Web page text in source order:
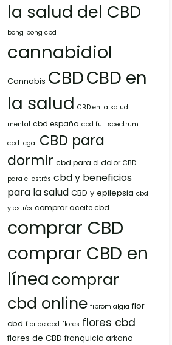
la salud del CBD
bong bong cbd
cannabidiol
Cannabis CBDCBD en
la salud CBD en la salud
mental cbd españa cbd full spectrum
cbd legal CBD para
dormir cbd para el dolor CBD
para el estrés cbd y beneficios
para la salud CBD y epilepsia cbd
y estrés comprar aceite cbd
comprar CBD
comprar CBD en
líneacomprar
cbd online fibromialgia flor
cbd flor de cbd flores flores cbd
flores de CBD franquicia arkano